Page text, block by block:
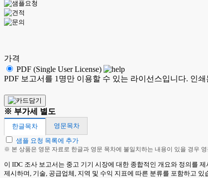
가격
PDF (Single User License)
PDF 보고서를 1명만 이용할 수 있는 라이선스입니다. 인
※ 부가세 별도
한글목차
영문목차
샘플 요청 목록에 추가
※ 본 상품은 영문 자료로 한글과 영문 목차에 불일치하는 내용이 있을 경우
이 IDC 조사 보고서는 중고 기기 시장에 대한 종합적인 개요와 정의를
제시하며, 기술, 공급업체, 지역 및 수익 지표에 따른 분류를 포함하고